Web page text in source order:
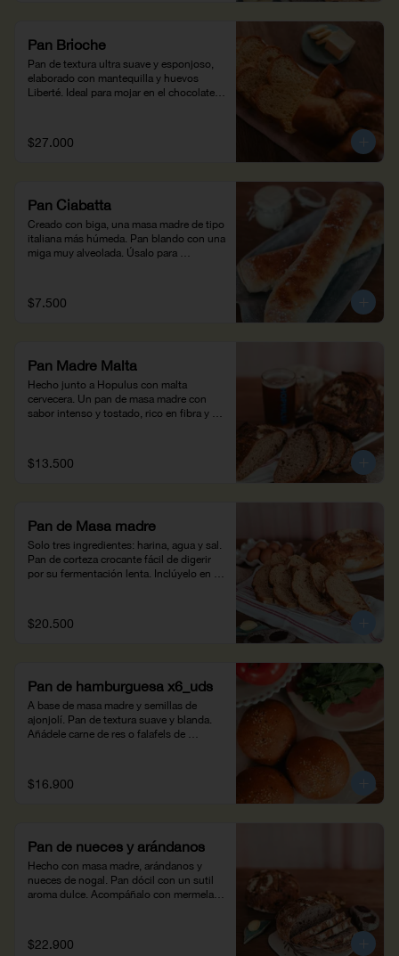
Pan Brioche
Pan de textura ultra suave y esponjoso,
elaborado con mantequilla y huevos
Liberté. Ideal para mojar en el chocolate
francesa (370g).
$27.000
Pan Ciabatta
Creado con biga, una masa madre de tipo
italiana más húmeda. Pan blando con una
miga muy alveolada. Úsalo para
$7.500
Pan Madre Malta
Hecho junto a Hopulus con malta
cervecera. Un pan de masa madre con
sabor intenso y tostado, rico en fibra y
$13.500
Pan de Masa madre
Solo tres ingredientes: harina, agua y sal.
Pan de corteza crocante fácil de digerir
por su fermentación lenta. Inclúyelo en
$20.500
Pan de hamburguesa x6_uds
A base de masa madre y semillas de
ajonjolí. Pan de textura suave y blanda.
Añádele carne de res o falafels de
$16.900
Pan de nueces y arándanos
Hecho con masa madre, arándanos y
nueces de nogal. Pan dócil con un sutil
aroma dulce. Acompáñalo con mermelada
$22.900